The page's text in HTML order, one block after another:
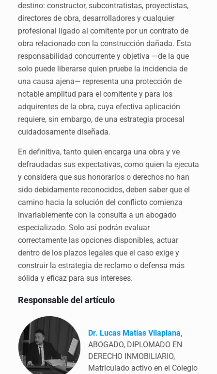
destino: constructor, subcontratistas, proyectistas,
directores de obra, desarrolladores y cualquier
profesional ligado al comitente por un contrato de
obra relacionado con la construcción dañada. Esta
responsabilidad concurrente y objetiva —de la que
solo puede liberarse quien pruebe la incidencia de
una causa ajena— representa una protección de
notable amplitud para el comitente y para los
adquirentes de la obra, cuya efectiva aplicación
requiere, sin embargo, de una estrategia procesal
cuidadosamente diseñada.
En definitiva, tanto quien encarga una obra y ve
defraudadas sus expectativas, como quien la ejecuta
y considera que sus honorarios o derechos no han
sido debidamente reconocidos, deben saber que el
camino hacia la solución del conflicto comienza
invariablemente con la consulta a un abogado
especializado. Solo así podrán evaluar
correctamente las opciones disponibles, actuar
dentro de los plazos legales que el caso exige y
construir la estrategia de reclamo o defensa más
sólida y eficaz para sus intereses.
Responsable del artículo
Dr. Lucas Matías Vilaplana,
ABOGADO, DIPLOMADO EN
DERECHO INMOBILIARIO,
Matriculado activo en el Colegio